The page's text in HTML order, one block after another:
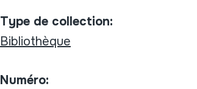
Type de collection:
Bibliothèque
Numéro: